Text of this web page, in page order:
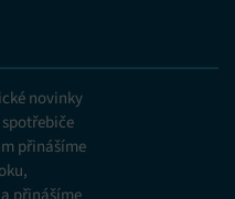
novinky
přinášíme